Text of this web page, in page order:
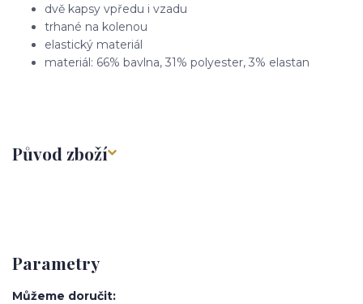
dvě kapsy vpředu i vzadu
trhané na kolenou
elastický materiál
materiál: 66% bavlna, 31% polyester, 3% elastan
Původ zboží
Parametry
Můžeme doručit